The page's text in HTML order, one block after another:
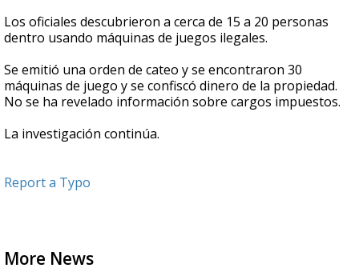
Los oficiales descubrieron a cerca de 15 a 20 personas
dentro usando máquinas de juegos ilegales.
Se emitió una orden de cateo y se encontraron 30
máquinas de juego y se confiscó dinero de la propiedad.
No se ha revelado información sobre cargos impuestos.
La investigación continúa.
Report a Typo
More News